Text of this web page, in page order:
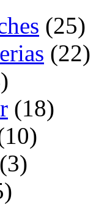
(25)
(22)
(18)
(3)